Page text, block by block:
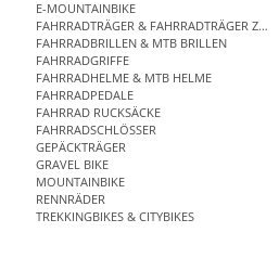
E-MOUNTAINBIKE
FAHRRADTRÄGER & FAHRRADTRÄGER
FAHRRADBRILLEN & MTB BRILLEN
FAHRRADGRIFFE
FAHRRADHELME & MTB HELME
FAHRRADPEDALE
FAHRRAD RUCKSÄCKE
FAHRRADSCHLÖSSER
GEPÄCKTRÄGER
GRAVEL BIKE
MOUNTAINBIKE
RENNRÄDER
TREKKINGBIKES & CITYBIKES